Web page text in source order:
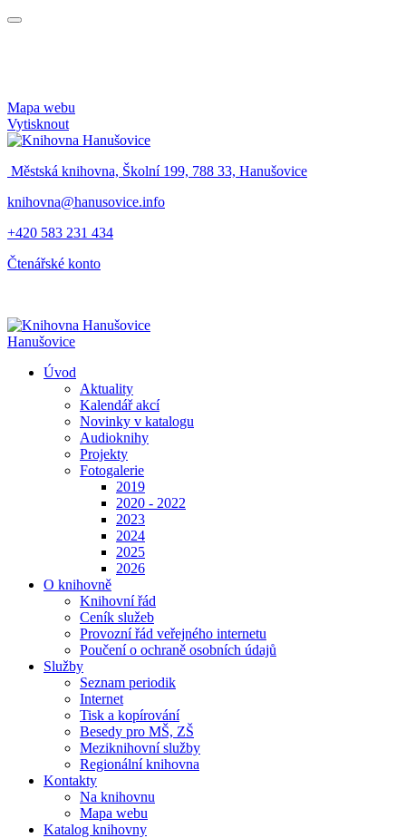
Mapa webu
Vytisknout
Městská knihovna, Školní 199, 788 33, Hanušovice
knihovna@hanusovice.info
+420 583 231 434
Čtenářské konto
Hanušovice
Úvod
Aktuality
Kalendář akcí
Novinky v katalogu
Audioknihy
Projekty
Fotogalerie
2019
2020 - 2022
2023
2024
2025
2026
O knihovně
Knihovní řád
Ceník služeb
Provozní řád veřejného internetu
Poučení o ochraně osobních údajů
Služby
Seznam periodik
Internet
Tisk a kopírování
Besedy pro MŠ, ZŠ
Meziknihovní služby
Regionální knihovna
Kontakty
Na knihovnu
Mapa webu
Katalog knihovny